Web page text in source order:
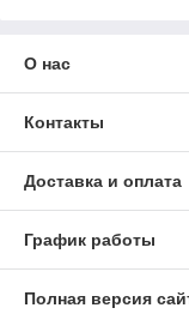
О нас
Контакты
Доставка и оплата
График работы
Полная версия